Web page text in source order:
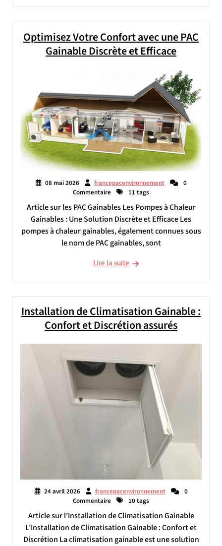
Optimisez Votre Confort avec une PAC
Gainable Discrète et Efficace
08 mai 2026 francepacenvironnement
0
Commentaire
11 tags
Article sur les PAC Gainables Les Pompes à Chaleur
Gainables : Une Solution Discrète et Efficace Les
pompes à chaleur gainables, également connues sous
le nom de PAC gainables, sont
Lire la suite
Installation de Climatisation Gainable :
Confort et Discrétion assurés
24 avril 2026 francepacenvironnement
0
Commentaire
10 tags
Article sur l’Installation de Climatisation Gainable
L’Installation de Climatisation Gainable : Confort et
Discrétion La climatisation gainable est une solution